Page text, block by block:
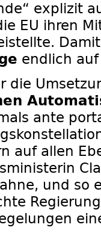
explizit
EU ihren
endlich
die
ante
auf allen
und so